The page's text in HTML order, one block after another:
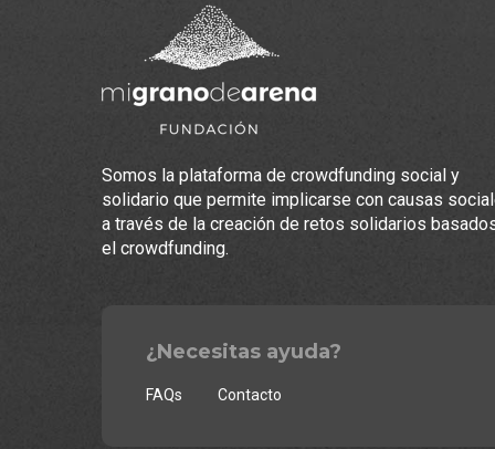
Somos la plataforma de crowdfunding social y
solidario que permite implicarse con causas
a través de la creación de retos solidarios
el crowdfunding.
¿Necesitas ayuda?
FAQs Contacto